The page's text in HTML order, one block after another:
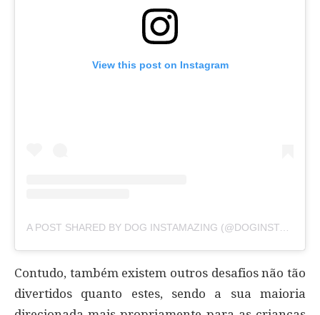
View this post on Instagram
A POST SHARED BY DOG INSTAMAZING (@DOGINSTAMAZING)
Contudo, também existem outros desafios não tão
divertidos quanto estes, sendo a sua maioria